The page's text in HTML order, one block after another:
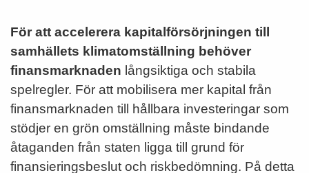
För att accelerera kapitalförsörjningen till
samhällets klimatomställning behöver
finansmarknaden långsiktiga och stabila
spelregler. För att mobilisera mer kapital från
finansmarknaden till hållbara investeringar som
stödjer en grön omställning måste bindande
åtaganden från staten ligga till grund för
finansieringsbeslut och riskbedömning. På detta